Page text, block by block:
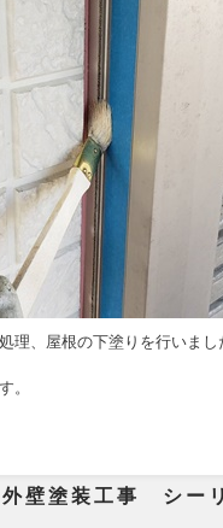
理、屋根の下塗り を行いまし
。
装工事 シーリ
アド